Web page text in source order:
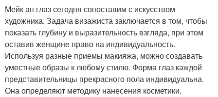
Мейк ап глаз сегодня сопоставим с искусством
художника. Задача визажиста заключается в том, чтобы
показать глубину и выразительность взгляда, при этом
оставив женщине право на индивидуальность.
Используя разные приемы макияжа, можно создавать
уместные образы к любому стилю. Форма глаз каждой
представительницы прекрасного пола индивидуальна.
Она определяют методику нанесения косметики.